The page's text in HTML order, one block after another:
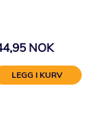
NOK
LEGG I KURV